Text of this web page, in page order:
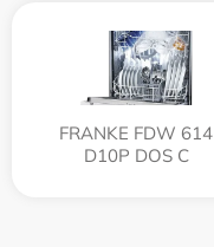
FRANKE FDW 614
D10P DOS C